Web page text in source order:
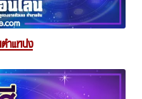
ำแหน่ง